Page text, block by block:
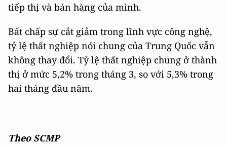
tiếp thị và bán hàng của mình.
Bất chấp sự cắt giảm trong lĩnh vực công nghệ,
tỷ lệ thất nghiệp nói chung của Trung Quốc vẫn
không thay đổi. Tỷ lệ thất nghiệp chung ở thành
thị ở mức 5,2% trong tháng 3, so với 5,3% trong
hai tháng đầu năm.
Theo SCMP